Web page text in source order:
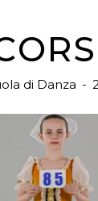
di Danza